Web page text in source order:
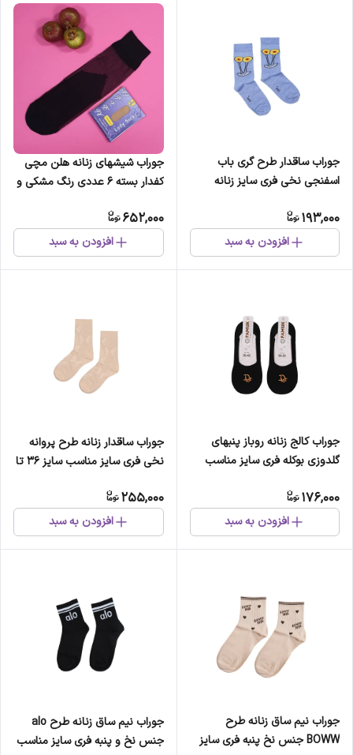
جوراب ساقدار طرح گری باب
اسفنجی نخی فری سایز زنانه
193,000
افزودن به سبد
جوراب شیشهای زنانه هلن مچی
کفدار بسته 6 عددی رنگ مشکی و
652,000
افزودن به سبد
جوراب کالج زنانه روباز پنبهای
گلدوزی بوکله فری سایز مناسب
176,000
افزودن به سبد
جوراب ساقدار زنانه طرح پروانه
نخی فری سایز مناسب سایز 36 تا
255,000
افزودن به سبد
جوراب نیم ساق زنانه طرح
BOWW جنس نخ پنبه فری سایز
جوراب نیم ساق زنانه طرح alo
جنس نخ و پنبه فری سایز مناسب